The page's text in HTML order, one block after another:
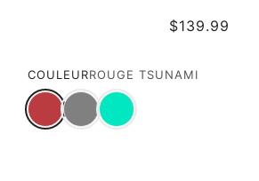
$139.99
COULEURROUGE TSUNAMI